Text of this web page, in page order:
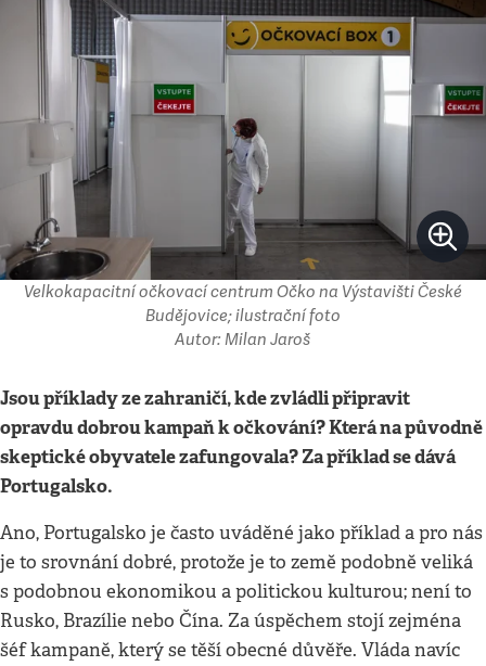
Velkokapacitní očkovací centrum Očko na Výstavišti České
Budějovice; ilustrační foto
Autor: Milan Jaroš
Jsou příklady ze zahraničí, kde zvládli připravit
opravdu dobrou kampaň k očkování? Která na původně
skeptické obyvatele zafungovala? Za příklad se dává
Portugalsko.
Ano, Portugalsko je často uváděné jako příklad a pro nás
je to srovnání dobré, protože je to země podobně veliká
s podobnou ekonomikou a politickou kulturou; není to
Rusko, Brazílie nebo Čína. Za úspěchem stojí zejména
šéf kampaně, který se těší obecné důvěře. Vláda navíc